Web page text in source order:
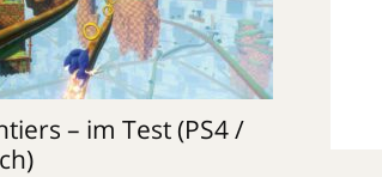
– im Test (PS4 /